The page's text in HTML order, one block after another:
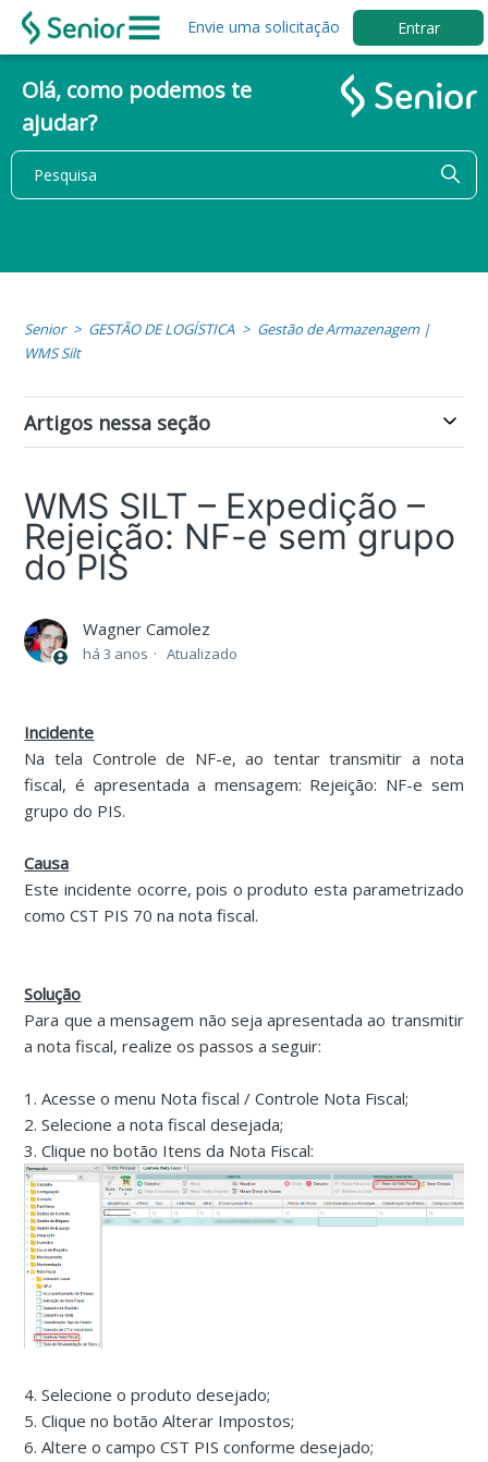
Envie uma solicitação Entrar
Olá, como podemos te
ajudar?
Senior GESTÃO DE LOGÍSTICA
Gestão de Armazenagem |
WMS Silt
Artigos nessa seção
WMS SILT – Expedição –
Rejeição: NF-e sem grupo
do PIS
Wagner Camolez
há 3 anos Atualizado
Incidente
Na tela Controle de NF-e, ao tentar transmitir a nota
fiscal, é apresentada a mensagem: Rejeição: NF-e sem
grupo do PIS.
Causa
Este incidente ocorre, pois o produto esta parametrizado
como CST PIS 70 na nota fiscal.
Solução
Para que a mensagem não seja apresentada ao transmitir
a nota fiscal, realize os passos a seguir:
1. Acesse o menu Nota fiscal / Controle Nota Fiscal;
2. Selecione a nota fiscal desejada;
3. Clique no botão Itens da Nota Fiscal:
4. Selecione o produto desejado;
5. Clique no botão Alterar Impostos;
6. Altere o campo CST PIS conforme desejado;